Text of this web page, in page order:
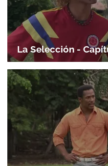
La Selección -